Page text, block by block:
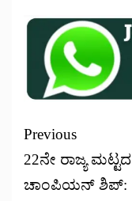
Previous
22ನೇ ರಾಜ್ಯ
ಚಾಂಪಿಯನ್‌ ಶಿಪ್: